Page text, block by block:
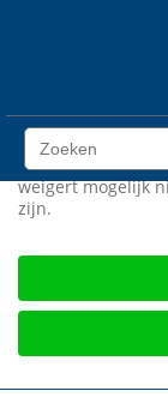
anderen ons
verbeteren
cookies wil
weigert mogelijk
zijn.